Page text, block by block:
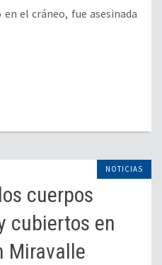
el cráneo, fue asesinada
NOTICIAS
cuerpos
cubiertos en
Miravalle